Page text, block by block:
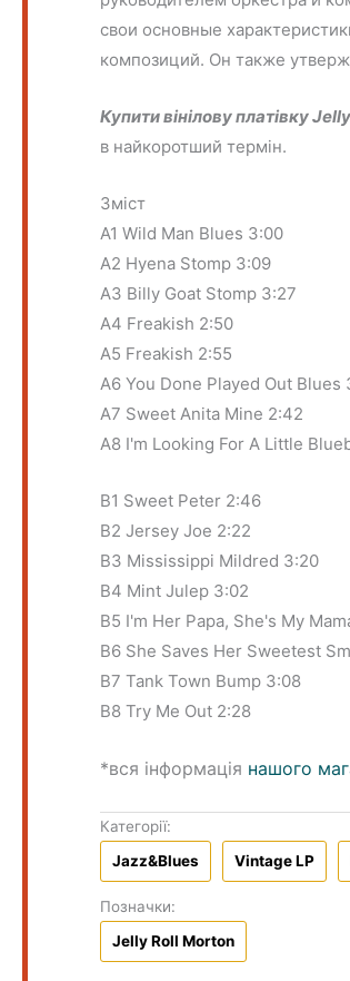
свои основные
композиций. Он также
Купити вінілову платівку
в найкоротший термін.
Зміст
A1 Wild Man Blues 3:00
A2 Hyena Stomp 3:09
A3 Billy Goat Stomp 3:27
A4 Freakish 2:50
A5 Freakish 2:55
A6 You Done Played Out Blues
A7 Sweet Anita Mine 2:42
A8 I'm Looking For A Little
B1 Sweet Peter 2:46
B2 Jersey Joe 2:22
B3 Mississippi Mildred 3:20
B4 Mint Julep 3:02
B5 I'm Her Papa, She's My
B6 She Saves Her Sweetest
B7 Tank Town Bump 3:08
B8 Try Me Out 2:28
*вся інформація нашого
Категорії:
Jazz&Blues
Vintage LP
Позначки:
Jelly Roll Morton